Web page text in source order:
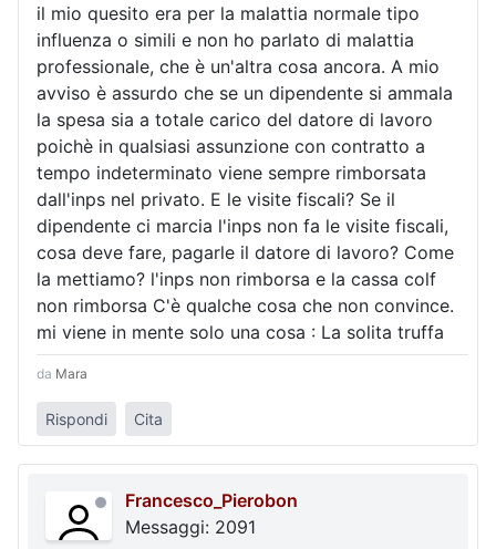
il mio quesito era per la malattia normale tipo
influenza o simili e non ho parlato di malattia
professionale, che è un'altra cosa ancora. A mio
avviso è assurdo che se un dipendente si ammala
la spesa sia a totale carico del datore di lavoro
poichè in qualsiasi assunzione con contratto a
tempo indeterminato viene sempre rimborsata
dall'inps nel privato. E le visite fiscali? Se il
dipendente ci marcia l'inps non fa le visite fiscali,
cosa deve fare, pagarle il datore di lavoro? Come
la mettiamo? l'inps non rimborsa e la cassa colf
non rimborsa C'è qualche cosa che non convince.
mi viene in mente solo una cosa : La solita truffa
da Mara
Rispondi Cita
Francesco_Pierobon
Messaggi: 2091